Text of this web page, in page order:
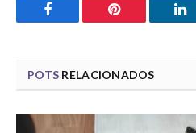
Facebook Pinterest
POTS RELACIONADOS